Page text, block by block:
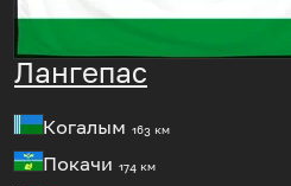
Лангепас
Когалым 163 км
Покачи 174 км